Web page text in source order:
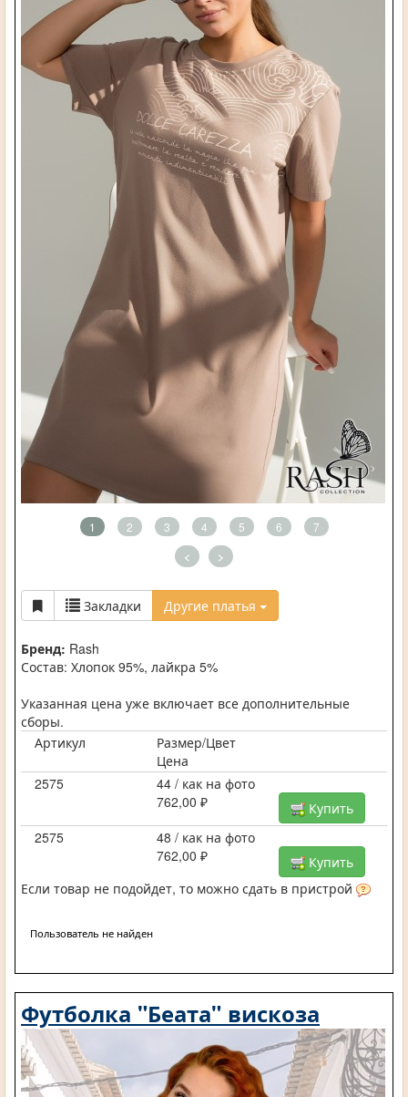
1 2 3 4 5 6 7
< >
Закладки Другие платья
Бренд: Rash
Состав: Хлопок 95%, лайкра 5%
Указанная цена уже включает все дополнительные
сборы.
Артикул
Размер/Цвет
Цена
2575
44 / как на фото
762,00 ₽
Купить
2575
48 / как на фото
762,00 ₽
Купить
Если товар не подойдет, то можно сдать в пристрой
Пользователь не найден
Футболка "Беата" вискоза